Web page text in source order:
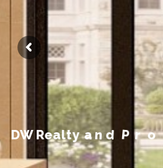
DW Realtyand P operty